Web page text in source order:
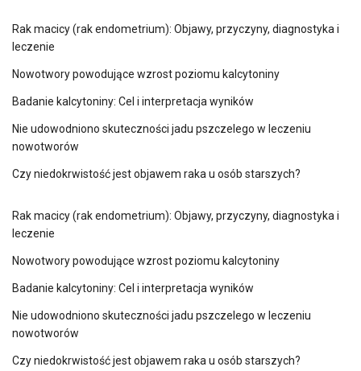
Rak macicy (rak endometrium): Objawy, przyczyny, diagnostyka i
leczenie
Nowotwory powodujące wzrost poziomu kalcytoniny
Badanie kalcytoniny: Cel i interpretacja wyników
Nie udowodniono skuteczności jadu pszczelego w leczeniu
nowotworów
Czy niedokrwistość jest objawem raka u osób starszych?
Rak macicy (rak endometrium): Objawy, przyczyny, diagnostyka i
leczenie
Nowotwory powodujące wzrost poziomu kalcytoniny
Badanie kalcytoniny: Cel i interpretacja wyników
Nie udowodniono skuteczności jadu pszczelego w leczeniu
nowotworów
Czy niedokrwistość jest objawem raka u osób starszych?